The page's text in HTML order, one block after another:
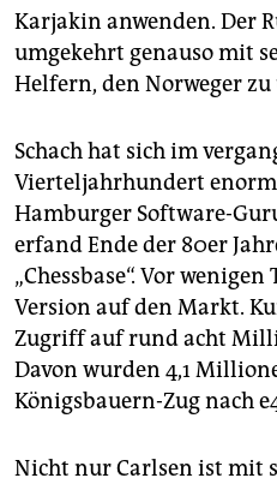
Karjakin anwenden. Der
umgekehrt genauso mit
Helfern, den Norweger zu
Schach hat sich im
Vierteljahrhundert
Hamburger Software-
erfand Ende der 80er
„Chessbase“. Vor wenigen
Version auf den Markt.
Zugriff auf rund acht
Davon wurden 4,1
Königsbauern-Zug nach
Nicht nur Carlsen ist mit